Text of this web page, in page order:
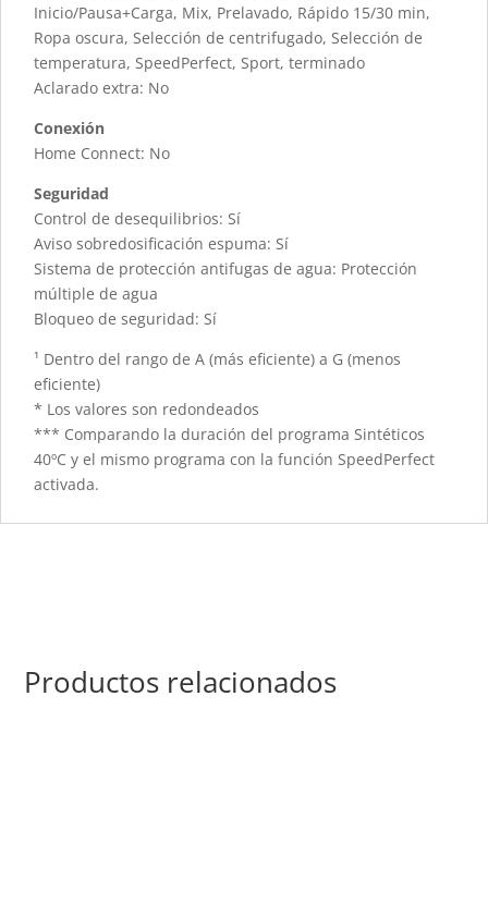
Inicio/Pausa+Carga, Mix, Prelavado, Rápido 15/30 min,
Ropa oscura, Selección de centrifugado, Selección de
temperatura, SpeedPerfect, Sport, terminado
Aclarado extra: No
Conexión
Home Connect: No
Seguridad
Control de desequilibrios: Sí
Aviso sobredosificación espuma: Sí
Sistema de protección antifugas de agua: Protección
múltiple de agua
Bloqueo de seguridad: Sí
¹ Dentro del rango de A (más eficiente) a G (menos
eficiente)
* Los valores son redondeados
*** Comparando la duración del programa Sintéticos
40ºC y el mismo programa con la función SpeedPerfect
activada.
Productos relacionados